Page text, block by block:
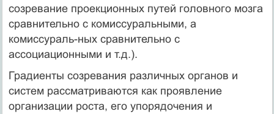
созревание проекционных путей головного мозга
сравнительно с комиссуральными, а
комиссураль-ных сравнительно с
ассоциационными и т.д.).
Градиенты созревания различных органов и
систем рассматриваются как проявление
организации роста, его упорядочения и